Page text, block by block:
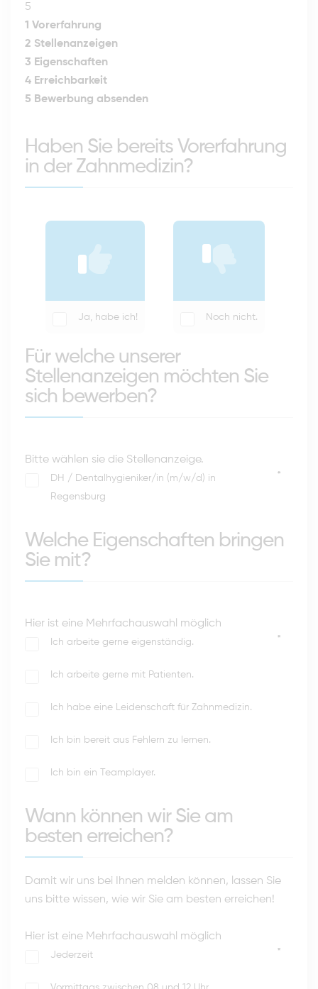
5
1 Vorerfahrung
2 Stellenanzeigen
3 Eigenschaften
4 Erreichbarkeit
5 Bewerbung absenden
Haben Sie bereits Vorerfahrung
in der Zahnmedizin?
Ja, habe ich! Noch nicht.
Für welche unserer
Stellenanzeigen möchten Sie
sich bewerben?
Bitte wählen sie die Stellenanzeige.
DH / Dentalhygieniker/in (m/w/d) in
Regensburg
*
Welche Eigenschaften bringen
Sie mit?
Hier ist eine Mehrfachauswahl möglich
Ich arbeite gerne eigenständig.
Ich arbeite gerne mit Patienten.
Ich habe eine Leidenschaft für Zahnmedizin.
Ich bin bereit aus Fehlern zu lernen.
Ich bin ein Teamplayer.
*
Wann können wir Sie am
besten erreichen?
Damit wir uns bei Ihnen melden können, lassen Sie
uns bitte wissen, wie wir Sie am besten erreichen!
Hier ist eine Mehrfachauswahl möglich
Jederzeit *